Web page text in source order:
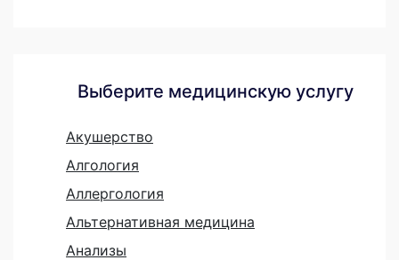
Выберите медицинскую услугу
Акушерство
Алгология
Аллергология
Альтернативная медицина
Анализы